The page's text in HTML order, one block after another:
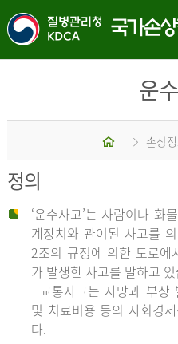
운
홈 손상
정의
‘운수사고’는 사람이나 화
계장치와 관여된 사고를
2조의 규정에 의한 도로
가 발생한 사고를 말하고
- 교통사고는 사망과 부상
및 치료비용 등의 사회경
다.